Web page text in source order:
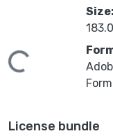
Size:
License bundle